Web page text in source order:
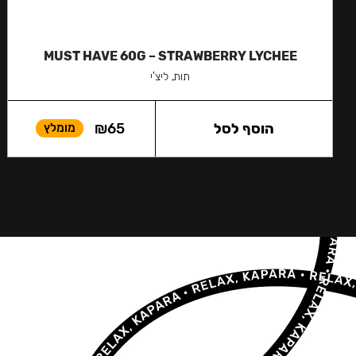
MUST HAVE 60G – STRAWBERRY LYCHEE
תות, ליצ'י
₪65 מומלץ הוסף לסל